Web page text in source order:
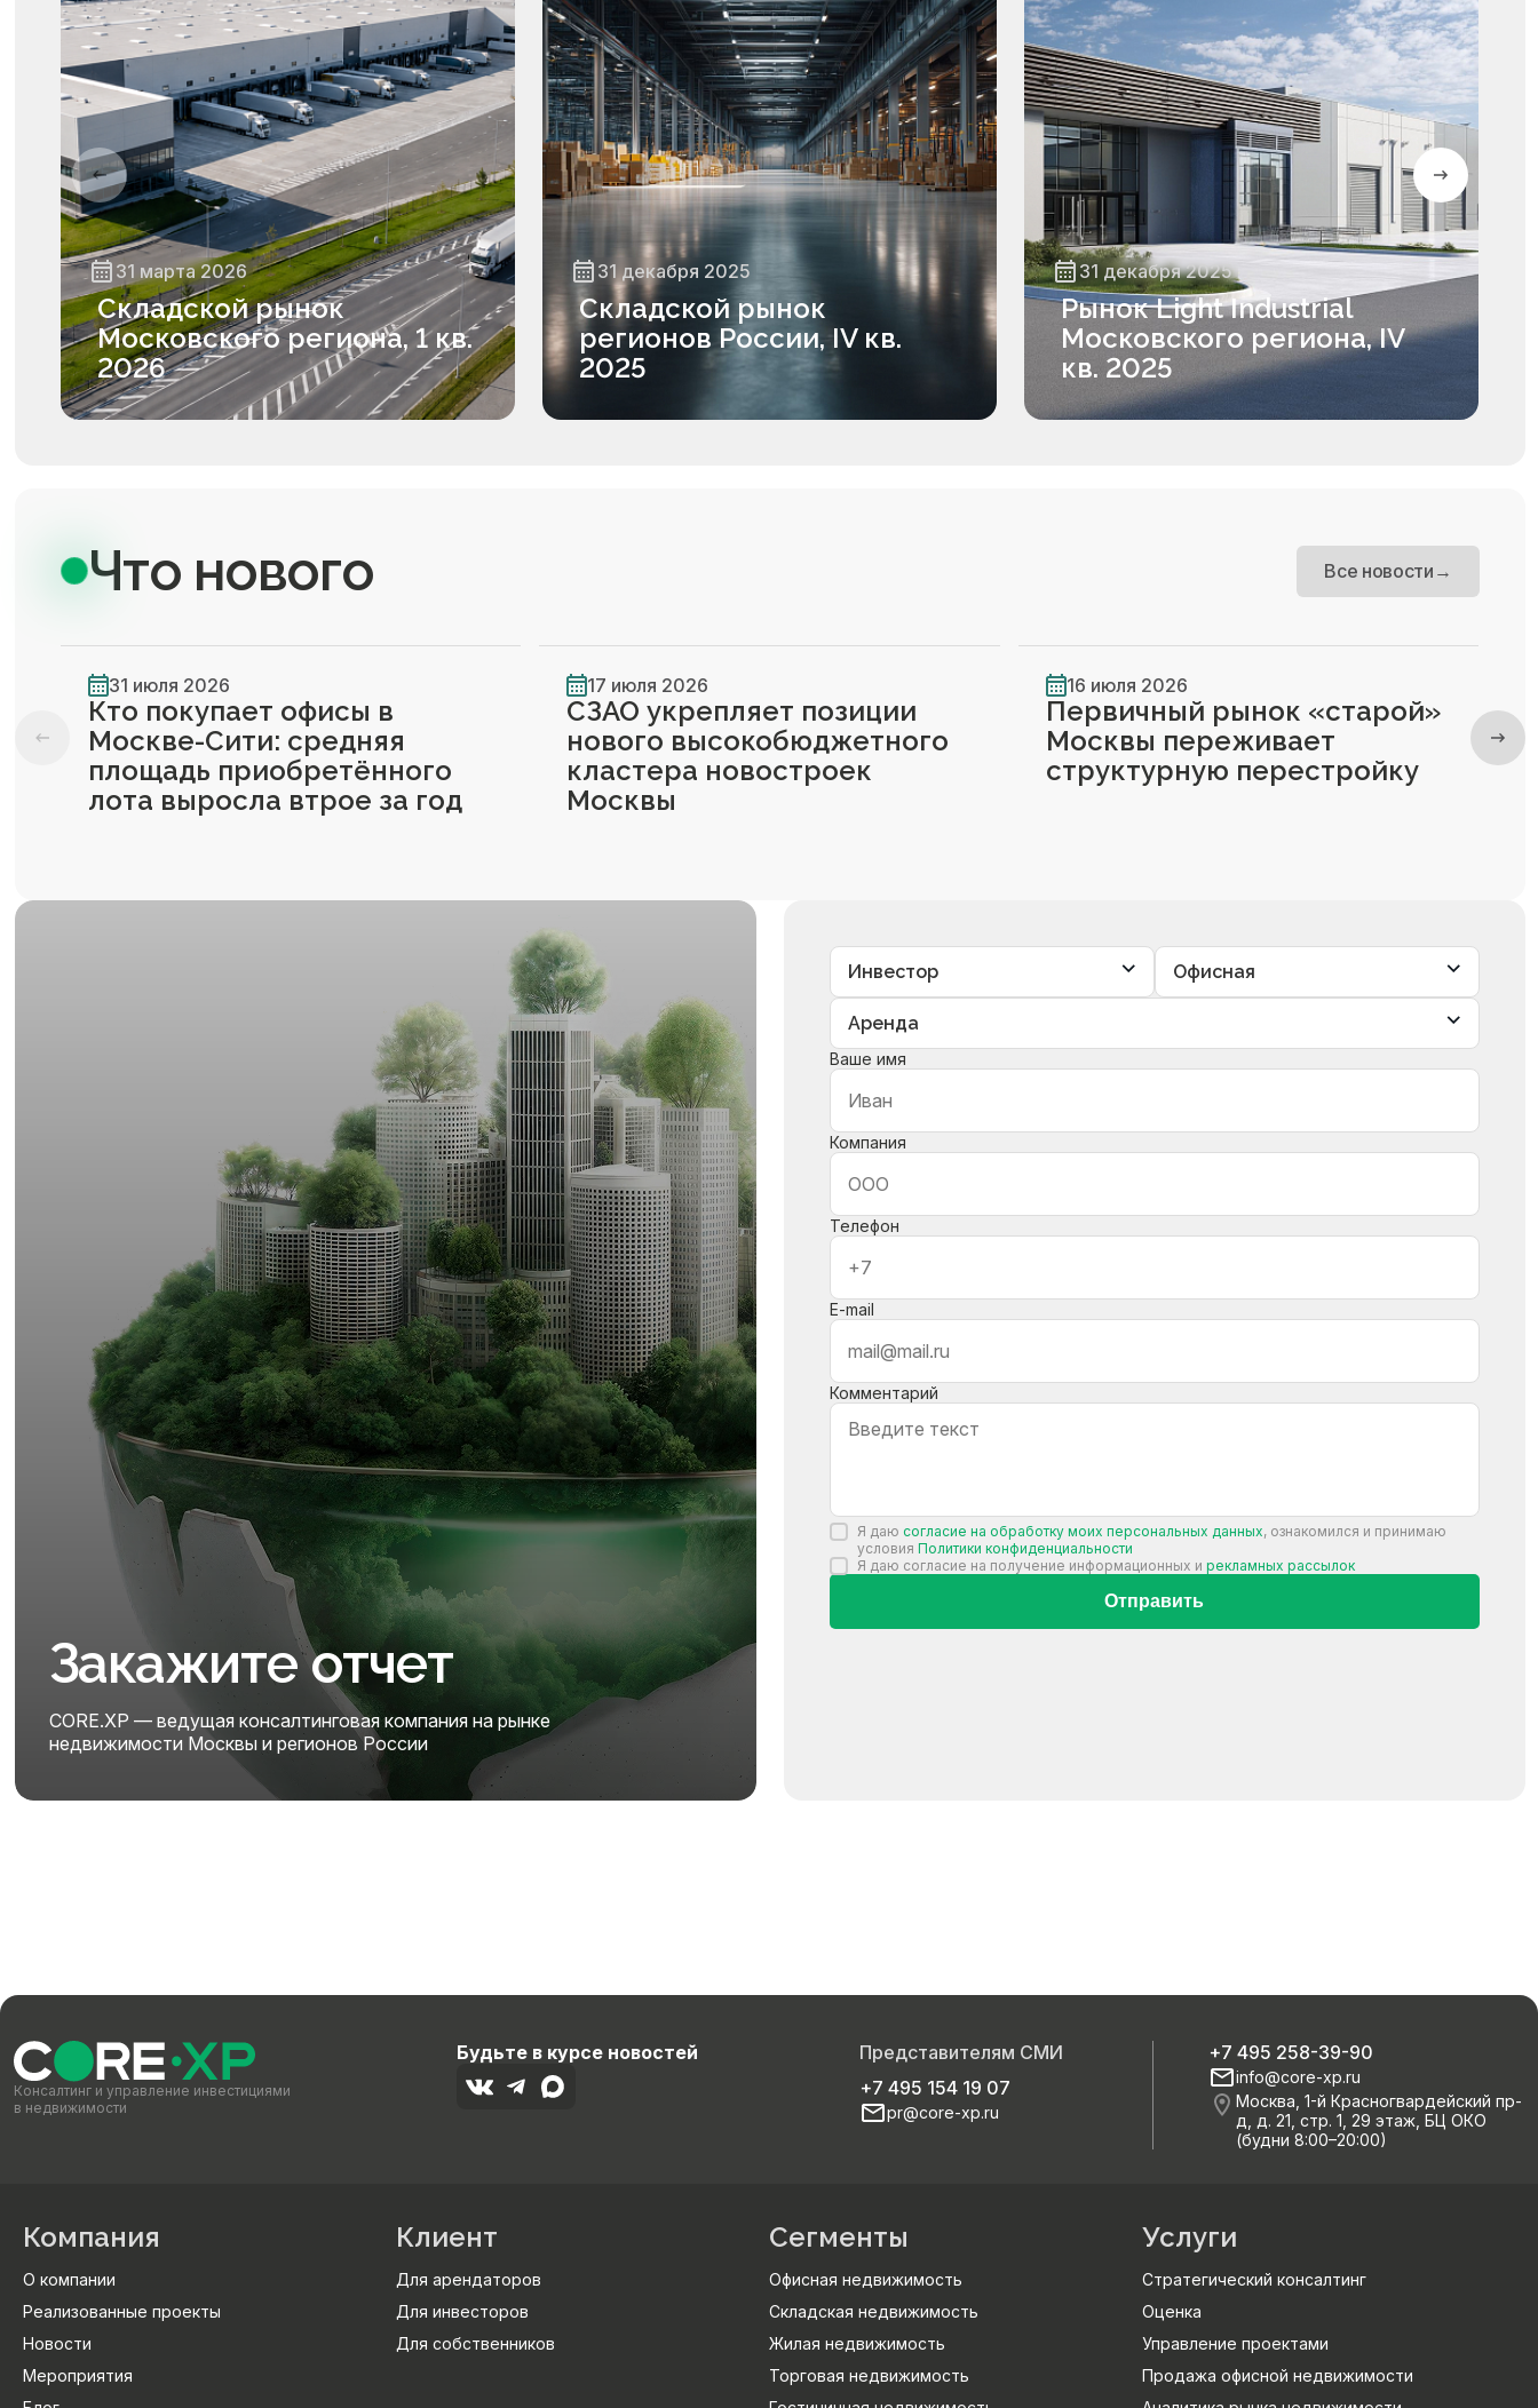
31 марта 2026
Складской рынок
Московского региона, 1 кв.
2026
31 декабря 2025
Складской рынок
регионов России, IV кв.
2025
31 декабря 2025
Рынок Light Industrial
Московского региона, IV
кв. 2025
Что нового Все новости →
31 июля 2026
Кто покупает офисы в
Москве-Сити: средняя
площадь приобретённого
лота выросла втрое за год
17 июля 2026
СЗАО укрепляет позиции
нового высокобюджетного
кластера новостроек
Москвы
16 июля 2026
Первичный рынок «старой»
Москвы переживает
структурную перестройку
Закажите отчет
CORE.XP — ведущая консалтинговая компания на рынке
недвижимости Москвы и регионов России
Ваше имя
Компания
Телефон
E-mail
Комментарий
Я даю согласие на обработку моих персональных данных, ознакомился и принимаю
условия Политики конфиденциальности
Я даю согласие на получение информационных и рекламных рассылок
Отправить
Консалтинг и управление инвестициями
в недвижимости
Будьте в курсе новостей
Представителям СМИ
+7 495 154 19 07
pr@core-xp.ru
+7 495 258-39-90
info@core-xp.ru
Москва, 1-й Красногвардейский пр-
д, д. 21, стр. 1, 29 этаж, БЦ ОКО
(будни 8:00–20:00)
Компания
О компании
Реализованные проекты
Новости
Мероприятия
Клиент
Для арендаторов
Для инвесторов
Для собственников
Сегменты
Офисная недвижимость
Складская недвижимость
Жилая недвижимость
Торговая недвижимость
Услуги
Стратегический консалтинг
Оценка
Управление проектами
Продажа офисной недвижимости